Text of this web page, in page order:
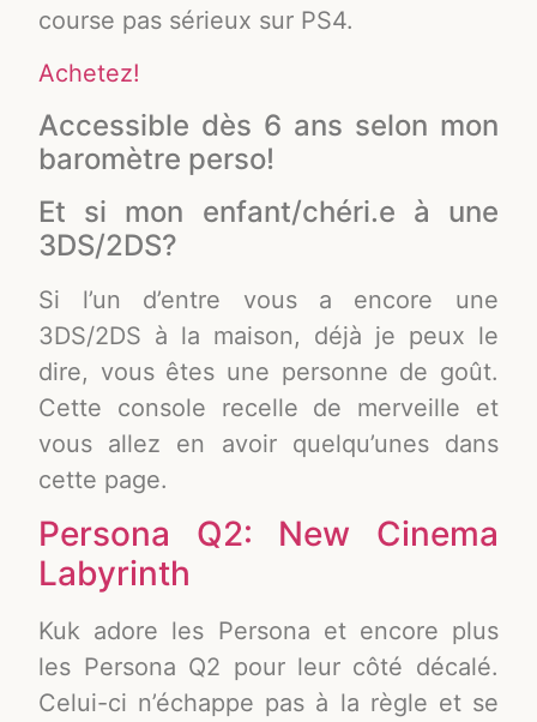
course pas sérieux sur PS4.
Achetez!
Accessible dès 6 ans selon mon
baromètre perso!
Et si mon enfant/chéri.e à une
3DS/2DS?
Si l’un d’entre vous a encore une
3DS/2DS à la maison, déjà je peux le
dire, vous êtes une personne de goût.
Cette console recelle de merveille et
vous allez en avoir quelqu’unes dans
cette page.
Persona Q2: New Cinema
Labyrinth
Kuk adore les Persona et encore plus
les Persona Q2 pour leur côté décalé.
Celui-ci n’échappe pas à la règle et se